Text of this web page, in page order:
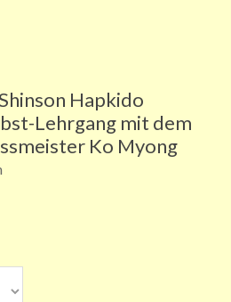
Hapkido
Lehrgang mit dem
Ko Myong